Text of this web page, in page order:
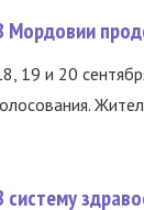
Мордовии
19 и 20
систему